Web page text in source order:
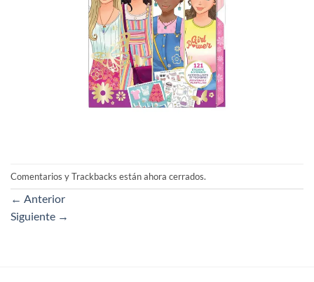
Comentarios y Trackbacks están ahora cerrados.
← Anterior
Siguiente →